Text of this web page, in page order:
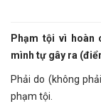
Phạm tội vì hoàn
mình tự gây ra
Phải do (không
phạm tội.